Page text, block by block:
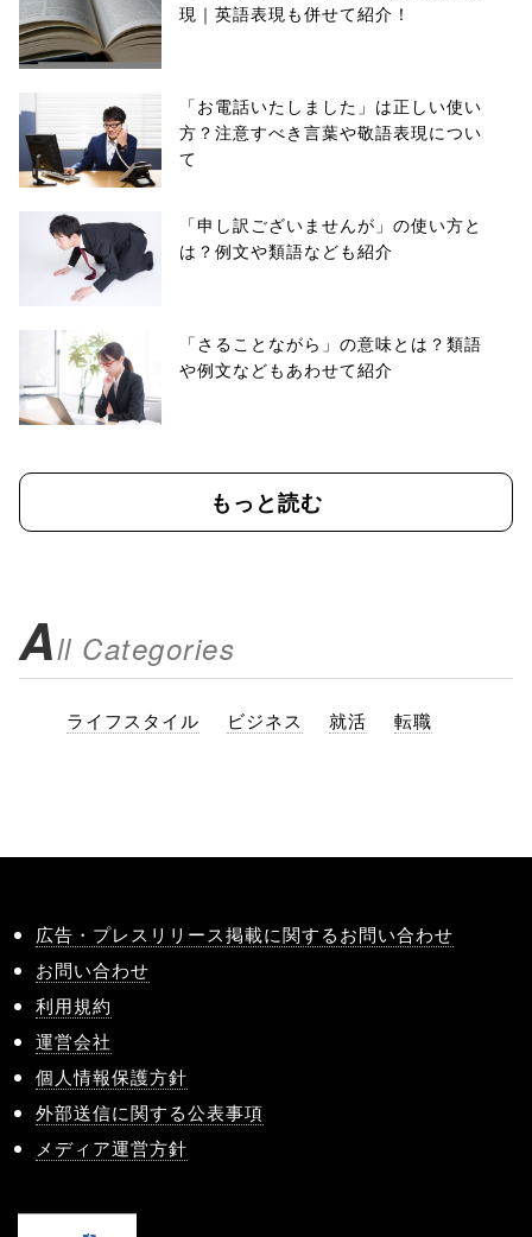
現｜英語表現も併せて紹介！
「お電話いたしました」は正しい使い
方？注意すべき言葉や敬語表現につい
て
「申し訳ございませんが」の使い方と
は？例文や類語なども紹介
「さることながら」の意味とは？類語
や例文などもあわせて紹介
もっと読む
All Categories
ライフスタイル ビジネス 就活 転職
広告・プレスリリース掲載に関するお問い合わせ
お問い合わせ
利用規約
運営会社
個人情報保護方針
外部送信に関する公表事項
メディア運営方針